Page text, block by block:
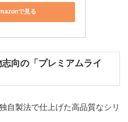
で見る
向の「プレミアムライ
自製法で仕上げた高品質なシリ